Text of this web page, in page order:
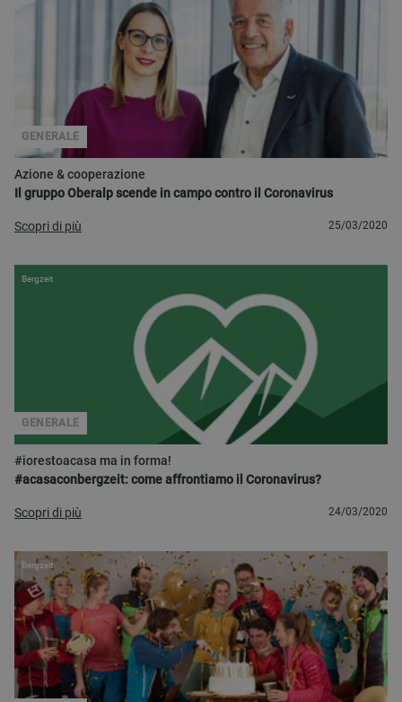
Azione & cooperazione
Il gruppo Oberalp scende in campo contro il Coronavirus
GENERALE
Scopri di più 25/03/2020
#iorestoacasa ma in forma!
#acasaconbergzeit: come affrontiamo il Coronavirus?
GENERALE
Bergzeit
Scopri di più 24/03/2020
Bergzeit